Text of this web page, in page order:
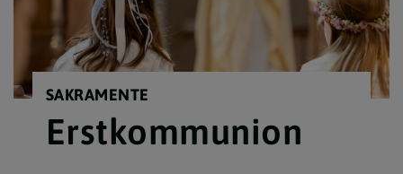
SAKRAMENTE
Erstkommunion